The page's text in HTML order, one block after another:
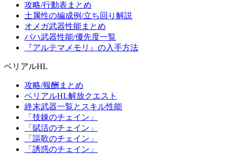
攻略/行動表まとめ
土属性の編成例/立ち回り解説
オメガ武器性能まとめ
バハ武器性能/優先度一覧
『アルテマメモリ』の入手方法
ベリアルHL
攻略/報酬まとめ
ベリアルHL解放クエスト
終末武器一覧とスキル性能
「技錬のチェイン」
「賦活のチェイン」
「謳歌のチェイン」
「誘惑のチェイン」